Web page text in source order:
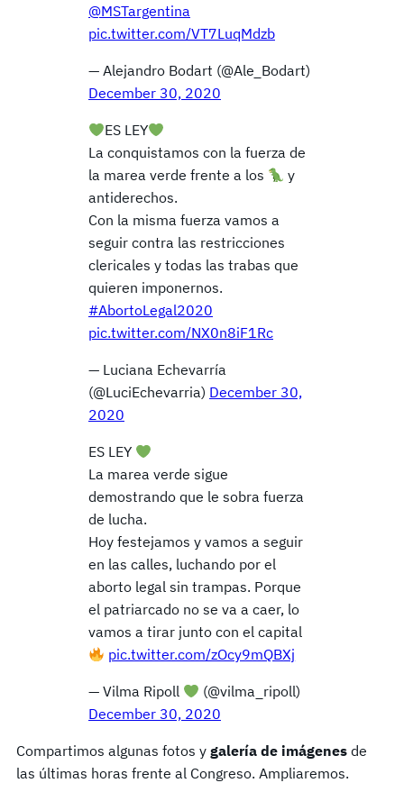
@MSTargentina
pic.twitter.com/VT7LuqMdzb
— Alejandro Bodart (@Ale_Bodart)
December 30, 2020
ES LEY
La conquistamos con la fuerza de
la marea verde frente a los
y
antiderechos.
Con la misma fuerza vamos a
seguir contra las restricciones
clericales y todas las trabas que
quieren imponernos.
#AbortoLegal2020
pic.twitter.com/NX0n8iF1Rc
— Luciana Echevarría
(@LuciEchevarria) December 30,
2020
ES LEY
La marea verde sigue
demostrando que le sobra fuerza
de lucha.
Hoy festejamos y vamos a seguir
en las calles, luchando por el
aborto legal sin trampas. Porque
el patriarcado no se va a caer, lo
vamos a tirar junto con el capital
pic.twitter.com/zOcy9mQBXj
— Vilma Ripoll
(@vilma_ripoll)
December 30, 2020
Compartimos algunas fotos y galería de imágenes de
las últimas horas frente al Congreso. Ampliaremos.